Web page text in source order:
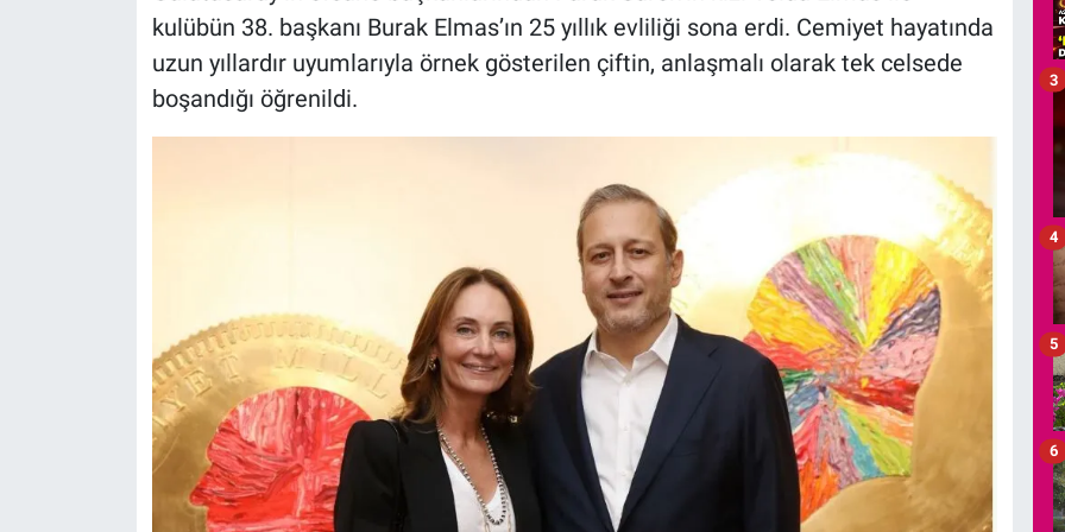
kulübün 38. başkanı Burak Elmas’ın 25 yıllık evliliği sona erdi. Cemiyet hayatında
uzun yıllardır uyumlarıyla örnek gösterilen çiftin, anlaşmalı olarak tek celsede
boşandığı öğrenildi.
3
4
5
6